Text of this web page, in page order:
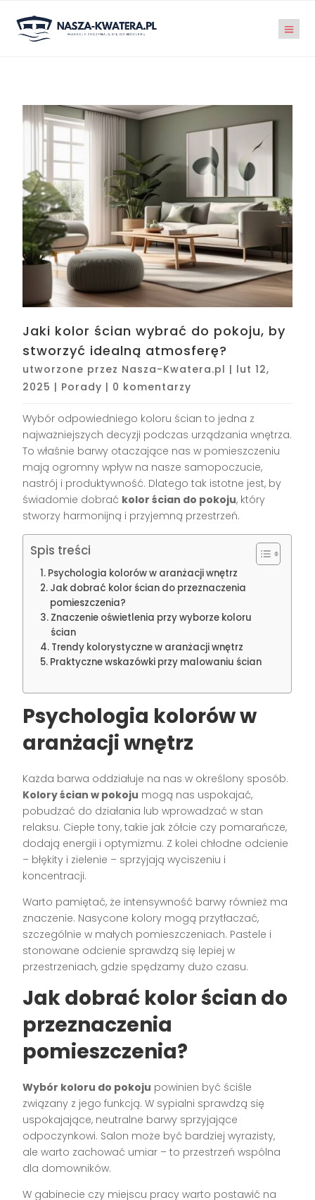
Jaki kolor ścian wybrać do pokoju, by
stworzyć idealną atmosferę?
utworzone przez Nasza-Kwatera.pl | lut 12,
2025 | Porady | 0 komentarzy
Wybór odpowiedniego koloru ścian to jedna z
najważniejszych decyzji podczas urządzania wnętrza.
To właśnie barwy otaczające nas w pomieszczeniu
mają ogromny wpływ na nasze samopoczucie,
nastrój i produktywność. Dlatego tak istotne jest, by
świadomie dobrać kolor ścian do pokoju, który
stworzy harmonijną i przyjemną przestrzeń.
Spis treści
Psychologia kolorów w aranżacji wnętrz
Jak dobrać kolor ścian do przeznaczenia
pomieszczenia?
Znaczenie oświetlenia przy wyborze koloru
ścian
Trendy kolorystyczne w aranżacji wnętrz
Praktyczne wskazówki przy malowaniu ścian
Psychologia kolorów w
aranżacji wnętrz
Każda barwa oddziałuje na nas w określony sposób.
Kolory ścian w pokoju mogą nas uspokajać,
pobudzać do działania lub wprowadzać w stan
relaksu. Ciepłe tony, takie jak żółcie czy pomarańcze,
dodają energii i optymizmu. Z kolei chłodne odcienie
– błękity i zielenie – sprzyjają wyciszeniu i
koncentracji.
Warto pamiętać, że intensywność barwy również ma
znaczenie. Nasycone kolory mogą przytłaczać,
szczególnie w małych pomieszczeniach. Pastele i
stonowane odcienie sprawdzą się lepiej w
przestrzeniach, gdzie spędzamy dużo czasu.
Jak dobrać kolor ścian do
przeznaczenia
pomieszczenia?
Wybór koloru do pokoju powinien być ściśle
związany z jego funkcją. W sypialni sprawdzą się
uspokajające, neutralne barwy sprzyjające
odpoczynkowi. Salon może być bardziej wyrazisty,
ale warto zachować umiar – to przestrzeń wspólna
dla domowników.
W gabinecie czy miejscu pracy warto postawić na